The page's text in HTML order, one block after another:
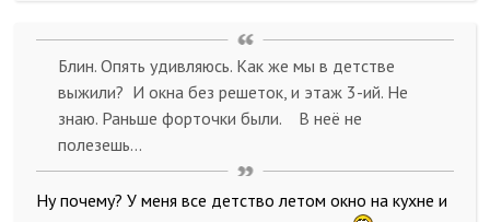
Блин. Опять удивляюсь. Как же мы в детстве
выжили? И окна без решеток, и этаж 3-ий. Не
знаю. Раньше форточки были. В неё не
полезешь...
Ну почему? У меня все детство летом окно на кухне и